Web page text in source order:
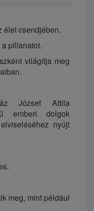
élet csendjében.
pillanatot.
világítja meg
József Attila
emberi dolgok
nyújt
meg, mint például